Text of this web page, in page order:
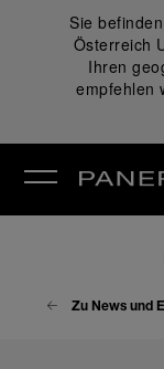
Sie
Österreich
Ihren
empfehlen
Zu News und